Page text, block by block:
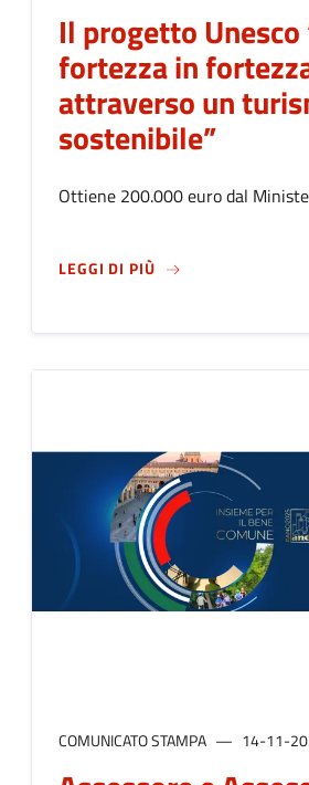
Il progetto Unesco
fortezza in
attraverso un
sostenibile”
Ottiene 200.000 euro dal
LEGGI DI PIÙSUIL PROGETTO
COMUNICATO STAMPA 14-11-